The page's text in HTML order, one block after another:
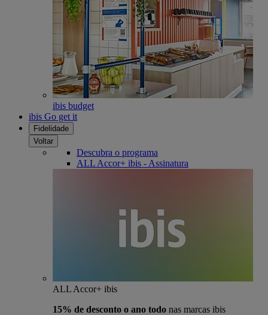
ibis budget
ibis Go get it
Fidelidade
Voltar
Descubra o programa
ALL Accor+ ibis - Assinatura
ALL Accor+ ibis
15% de desconto o ano todo nas marcas ibis